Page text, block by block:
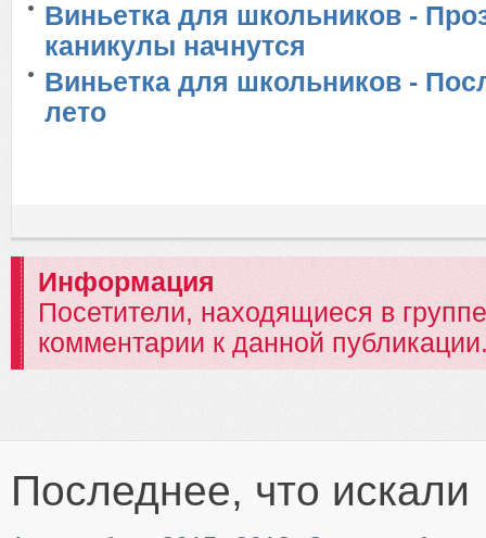
Виньетка для школьников -
каникулы начнутся
Виньетка для школьников -
лето
Информация
Посетители, находящиеся в
комментарии к данной
Последнее, что искали